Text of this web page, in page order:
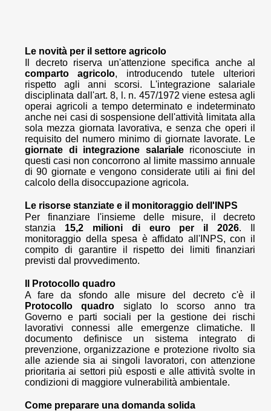
Le novità per il settore agricolo
Il decreto riserva un'attenzione specifica anche al
comparto agricolo, introducendo tutele ulteriori
rispetto agli anni scorsi. L'integrazione salariale
disciplinata dall'art. 8, l. n. 457/1972 viene estesa agli
operai agricoli a tempo determinato e indeterminato
anche nei casi di sospensione dell'attività limitata alla
sola mezza giornata lavorativa, e senza che operi il
requisito del numero minimo di giornate lavorate. Le
giornate di integrazione salarialericonosciute in
questi casi non concorrono al limite massimo annuale
di 90 giornate e vengono considerate utili ai fini del
calcolo della disoccupazione agricola.
Le risorse stanziate e il monitoraggio dell'INPS
Per finanziare l'insieme delle misure, il decreto
stanzia 15,2 milioni di euro per il 2026. Il
monitoraggio della spesa è affidato all'INPS, con il
compito di garantire il rispetto dei limiti finanziari
previsti dal provvedimento.
Il Protocollo quadro
A fare da sfondo alle misure del decreto c'è il
Protocollo quadro siglato lo scorso anno tra
Governo e parti sociali per la gestione dei rischi
lavorativi connessi alle emergenze climatiche. Il
documento definisce un sistema integrato di
prevenzione, organizzazione e protezione rivolto sia
alle aziende sia ai singoli lavoratori, con attenzione
prioritaria ai settori più esposti e alle attività svolte in
condizioni di maggiore vulnerabilità ambientale.
Come preparare una domanda solida